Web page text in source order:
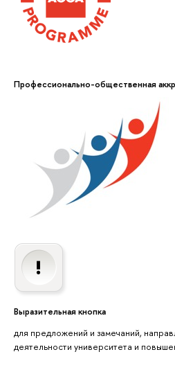
Профессионально-общественная
Выразительная кнопка
для предложений и замечаний,
деятельности университета и